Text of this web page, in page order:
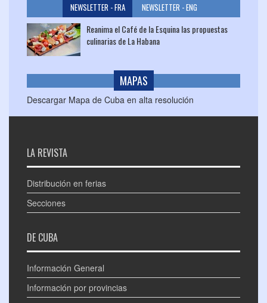
NEWSLETTER - FRA NEWSLETTER - ENG
Reanima el Café de la Esquina las propuestas
culinarias de La Habana
MAPAS
Descargar Mapa de Cuba en alta resolución
LA REVISTA
Distribución en ferias
Secciones
DE CUBA
Información General
Información por provincias